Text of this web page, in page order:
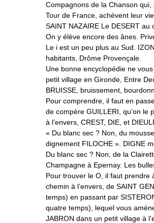
Compagnons de la Chanson qui,
Tour de France, achèvent leur
SAINT NAZAIRE Le DESERT au
On y élève encore des ânes.
Le i est un peu plus au Sud.
habitants, Drôme Provençale.
Une bonne encyclopédie ne
petit village en Gironde, Entre
BRUISSE, bruissement,
Pour comprendre, il faut en
de compère GUILLERI, qu’on le
à l’envers, CREST, DIE, et
« Du blanc sec ? Non, du
dignement FILOCHE ». DIGNE
Du blanc sec ? Non, de la
Champagne à Epernay. Les
Pour trouver le O, il faut prendre
chemin à l’envers, de SAINT
temps) en passant par
quatre temps), lequel vous
JABRON dans un petit village à